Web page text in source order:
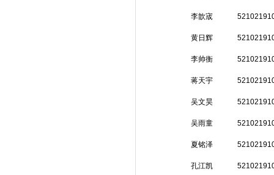
李歆宬
黄日辉
李帅衡
蒋天宇
吴文昊
吴雨童
夏铭泽
孔江凯